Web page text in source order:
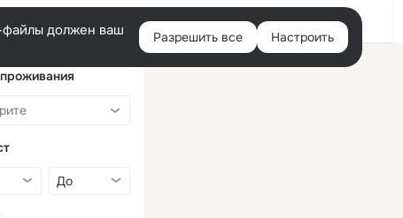
Войти
файлы должен ваш
Разрешить все Настроить